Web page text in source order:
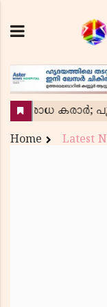
Home Latest